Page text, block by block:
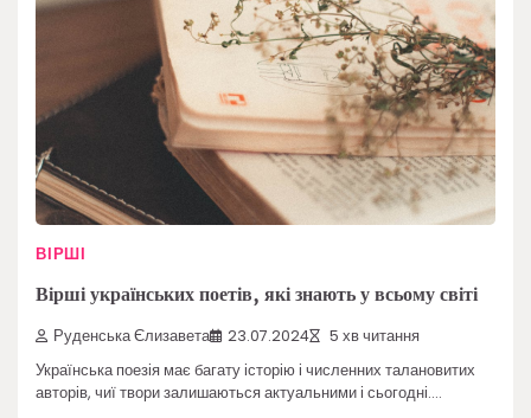
ВІРШІ
Вірші українських поетів, які знають у всьому світі
Руденська Єлизавета 23.07.2024 5 хв читання
Українська поезія має багату історію і численних талановитих
авторів, чиї твори залишаються актуальними і сьогодні.…